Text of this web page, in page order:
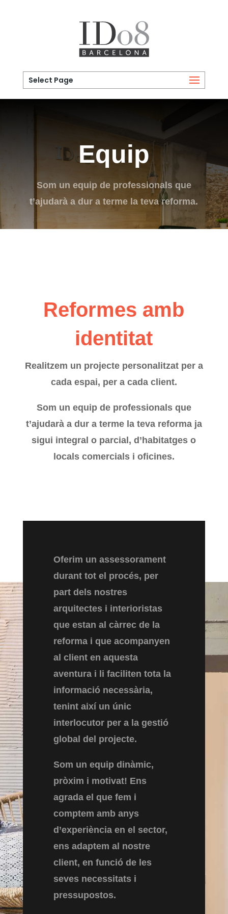
Select Page
Equip
Som un equip de professionals que
t’ajudarà a dur a terme la teva reforma.
Reformes amb
identitat
Realitzem un projecte personalitzat per a
cada espai, per a cada client.
Som un equip de professionals que
t’ajudarà a dur a terme la teva reforma ja
sigui integral o parcial, d’habitatges o
locals comercials i oficines.
Oferim un assessorament
durant tot el procés, per
part dels nostres
arquitectes i interioristas
que estan al càrrec de la
reforma i que acompanyen
al client en aquesta
aventura i li faciliten tota la
informació necessària,
tenint així un únic
interlocutor per a la gestió
global del projecte.
Som un equip dinàmic,
pròxim i motivat! Ens
agrada el que fem i
comptem amb anys
d’experiència en el sector,
ens adaptem al nostre
client, en funció de les
seves necessitats i
pressupostos.